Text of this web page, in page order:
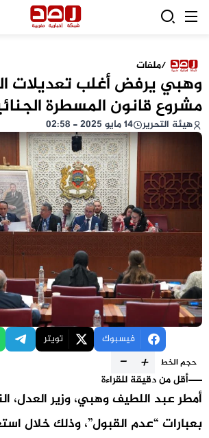
/ملفات
وهبي يرفض أغلب تعديلات
مشروع قانون المسطرة
هيئة التحرير 14 مايو 2025 - 02:58
فيسبوك تويتر
حجم الخط +
-
أقل من دقيقة للقراءة
أمطر عبد اللطيف وهبي، وزير العدل،
بعبارات “عدم القبول”، وذلك خلال